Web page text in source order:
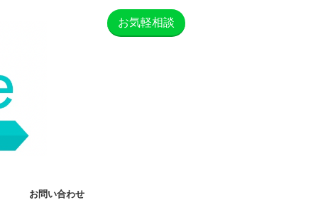
お気軽相談
お問い合わせ